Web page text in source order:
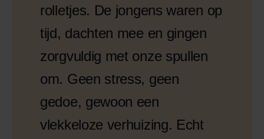
rolletjes. De jongens waren op
tijd, dachten mee en gingen
zorgvuldig met onze spullen
om. Geen stress, geen
gedoe, gewoon een
vlekkeloze verhuizing. Echt